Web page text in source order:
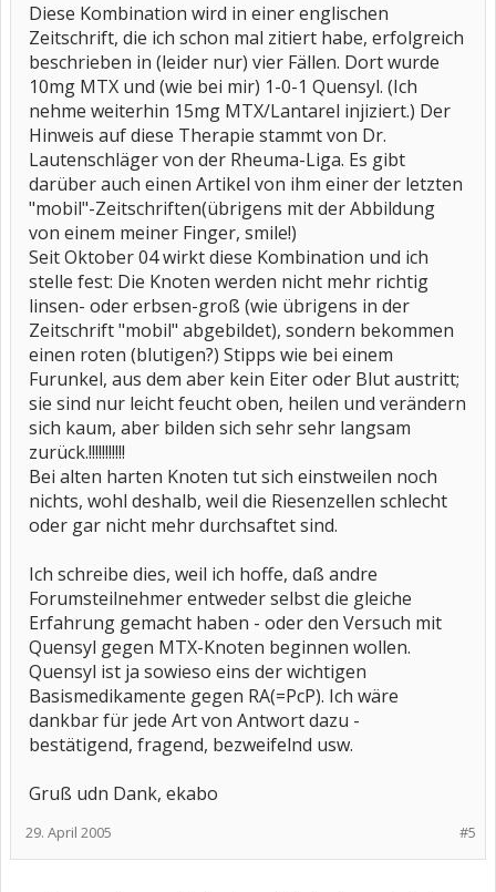
Diese Kombination wird in einer englischen
Zeitschrift, die ich schon mal zitiert habe, erfolgreich
beschrieben in (leider nur) vier Fällen. Dort wurde
10mg MTX und (wie bei mir) 1-0-1 Quensyl. (Ich
nehme weiterhin 15mg MTX/Lantarel injiziert.) Der
Hinweis auf diese Therapie stammt von Dr.
Lautenschläger von der Rheuma-Liga. Es gibt
darüber auch einen Artikel von ihm einer der letzten
"mobil"-Zeitschriften(übrigens mit der Abbildung
von einem meiner Finger, smile!)
Seit Oktober 04 wirkt diese Kombination und ich
stelle fest: Die Knoten werden nicht mehr richtig
linsen- oder erbsen-groß (wie übrigens in der
Zeitschrift "mobil" abgebildet), sondern bekommen
einen roten (blutigen?) Stipps wie bei einem
Furunkel, aus dem aber kein Eiter oder Blut austritt;
sie sind nur leicht feucht oben, heilen und verändern
sich kaum, aber bilden sich sehr sehr langsam
zurück.!!!!!!!!!!!
Bei alten harten Knoten tut sich einstweilen noch
nichts, wohl deshalb, weil die Riesenzellen schlecht
oder gar nicht mehr durchsaftet sind.
Ich schreibe dies, weil ich hoffe, daß andre
Forumsteilnehmer entweder selbst die gleiche
Erfahrung gemacht haben - oder den Versuch mit
Quensyl gegen MTX-Knoten beginnen wollen.
Quensyl ist ja sowieso eins der wichtigen
Basismedikamente gegen RA(=PcP). Ich wäre
dankbar für jede Art von Antwort dazu -
bestätigend, fragend, bezweifelnd usw.
Gruß udn Dank, ekabo
#5
29. April 2005